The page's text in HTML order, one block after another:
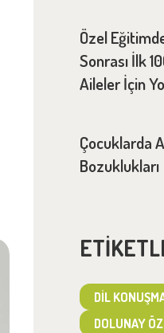
Özel
Sonrası İlk
Aileler İçin
Çocuklarda
Bozuklukları
DIL
DOLUNAY